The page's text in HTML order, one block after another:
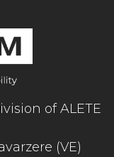
of ALETE
(VE)